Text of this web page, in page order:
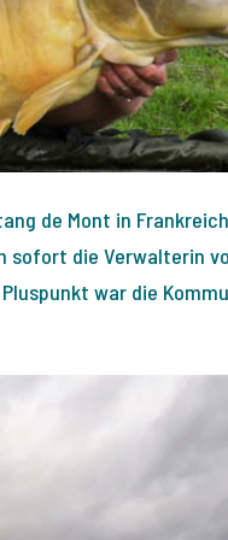
de Mont in
sofort die Verwalterin
war die